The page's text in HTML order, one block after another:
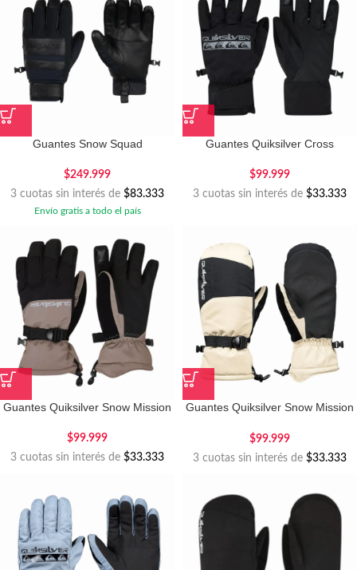
Guantes Snow Squad
$249.999
3 cuotas sin interés de $83.333
Envío gratis a todo el país
Guantes Quiksilver Cross
$99.999
3 cuotas sin interés de $33.333
Guantes Quiksilver Snow Mission
$99.999
3 cuotas sin interés de $33.333
Guantes Quiksilver Snow Mission
$99.999
3 cuotas sin interés de $33.333